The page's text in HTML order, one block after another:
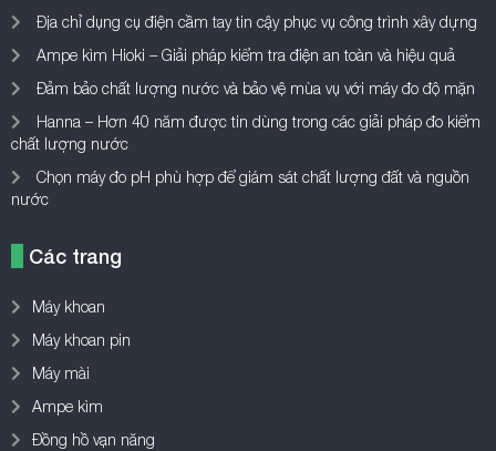
Địa chỉ dụng cụ điện cầm tay tin cậy phục vụ công trình xây dựng
Ampe kìm Hioki – Giải pháp kiểm tra điện an toàn và hiệu quả
Đảm bảo chất lượng nước và bảo vệ mùa vụ với máy đo độ mặn
Hanna – Hơn 40 năm được tin dùng trong các giải pháp đo kiểm
chất lượng nước
Chọn máy đo pH phù hợp để giám sát chất lượng đất và nguồn
nước
Các trang
Máy khoan
Máy khoan pin
Máy mài
Ampe kìm
Đồng hồ vạn năng